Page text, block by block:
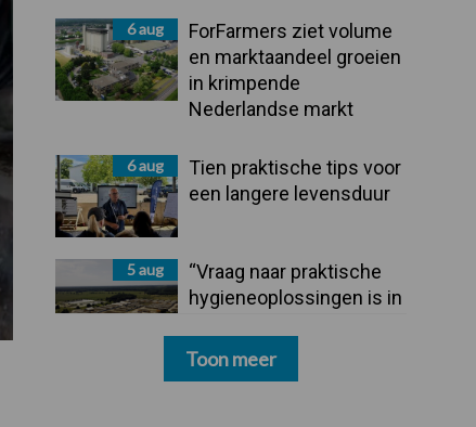
6 aug
ForFarmers ziet volume
en marktaandeel groeien
in krimpende
Nederlandse markt
6 aug
Tien praktische tips voor
een langere levensduur
5 aug
“Vraag naar praktische
hygieneoplossingen is in
Toon meer